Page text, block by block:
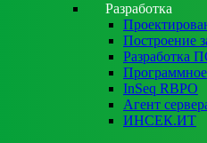
Разработка
Построение
Разработка
InSeq RBPO
Агент
ИНСЕК.ИТ